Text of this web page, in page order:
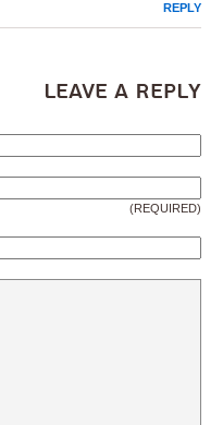
REPLY
Leave a Reply
(REQUIRED)